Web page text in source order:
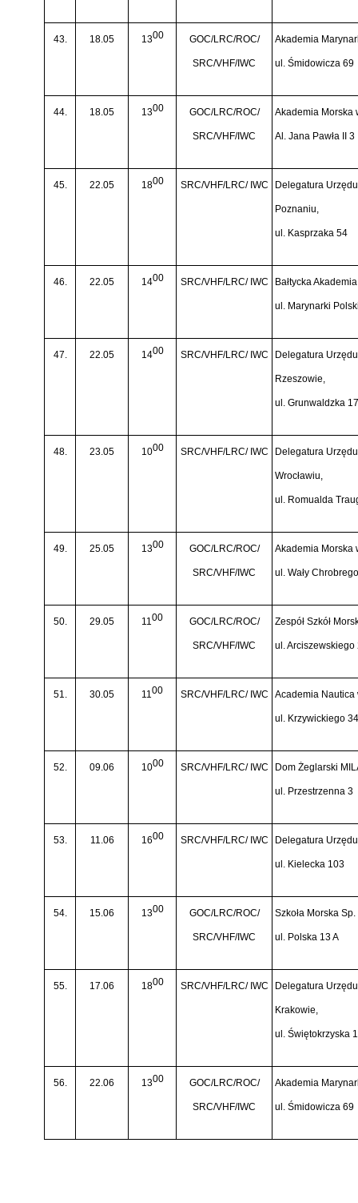
43. 18.05 1300 GOC/LRC/ROC/
SRC/VHF/IWC
Akademia
ul. Śmidowicza 69
44. 18.05 1300 GOC/LRC/ROC/
SRC/VHF/IWC
Akademia Morska
Al. Jana Pawła II 3
45. 22.05 1800 SRC/VHF/LRC/ IWC Delegatura
Poznaniu,
ul. Kasprzaka 54
46. 22.05 1400 SRC/VHF/LRC/ IWC Bałtycka
ul. Marynarki
47. 22.05 1400 SRC/VHF/LRC/ IWC Delegatura
Rzeszowie,
ul. Grunwaldzka 17
48. 23.05 1000 SRC/VHF/LRC/ IWC Delegatura
Wrocławiu,
ul. Romualda
49. 25.05 1300 GOC/LRC/ROC/
SRC/VHF/IWC
Akademia Morska
ul. Wały
50. 29.05 11 00 GOC/LRC/ROC/
SRC/VHF/IWC
Zespół Szkół
ul. Arciszewskiego
51. 30.05 11 00 SRC/VHF/LRC/ IWC Academia Nautica
ul. Krzywickiego 34
52. 09.06 1000 SRC/VHF/LRC/ IWC Dom Żeglarski
ul. Przestrzenna 3
53. 11.06 1600 SRC/VHF/LRC/ IWC Delegatura
ul. Kielecka 103
54. 15.06 1300 GOC/LRC/ROC/
SRC/VHF/IWC
Szkoła Morska
ul. Polska 13 A
55. 17.06 1800 SRC/VHF/LRC/ IWC Delegatura
Krakowie,
ul. Świętokrzyska
56. 22.06 1300 GOC/LRC/ROC/
SRC/VHF/IWC
Akademia
ul. Śmidowicza 69